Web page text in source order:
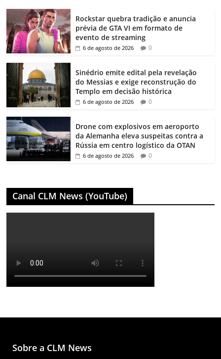
Rockstar quebra tradição e anuncia
prévia de GTA VI em formato de
evento de streaming
6 de agosto de 2026 0
Sinédrio emite edital pela revelação
do Messias e exige reconstrução do
Templo em decisão histórica
6 de agosto de 2026 0
Drone com explosivos em aeroporto
da Alemanha eleva suspeitas contra a
Rússia em centro logístico da OTAN
6 de agosto de 2026 0
Canal CLM News (YouTube)
Sobre a CLM News